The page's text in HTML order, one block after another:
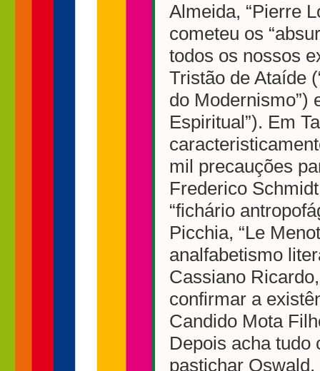
Almeida, “Pierre
cometeu os
todos os nossos
Tristão de Ataíde
do Modernismo”)
Espiritual”). Em
mil precauções
Frederico
“fichário
Picchia, “Le
analfabetismo
Cassiano
confirmar a
Candido Mota
Depois acha tudo
pastichar Oswald,